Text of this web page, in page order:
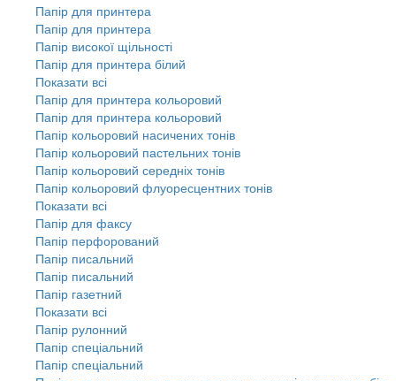
Папір для принтера
Папір для принтера
Папір високої щільності
Папір для принтера білий
Показати всі
Папір для принтера кольоровий
Папір для принтера кольоровий
Папір кольоровий насичених тонів
Папір кольоровий пастельних тонів
Папір кольоровий середніх тонів
Папір кольоровий флуоресцентних тонів
Показати всі
Папір для факсу
Папір перфорований
Папір писальний
Папір писальний
Папір газетний
Показати всі
Папір рулонний
Папір спеціальний
Папір спеціальний